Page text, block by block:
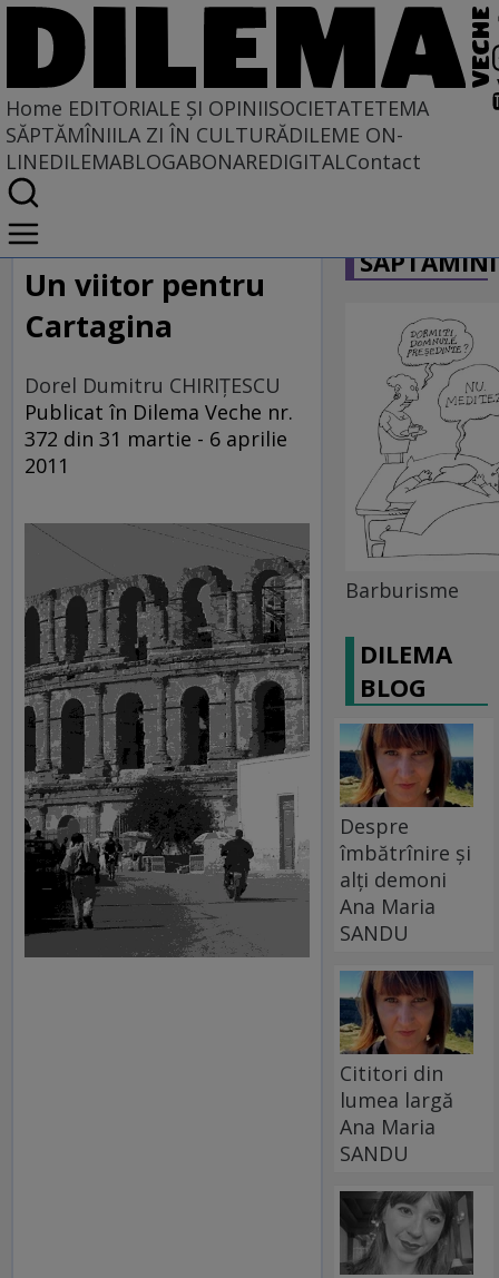
Home EDITORIALE ȘI OPINIISOCIETATETEMA
SĂPTĂMÎNIILA ZI ÎN CULTURĂDILEME ON-
LINEDILEMABLOGABONAREDIGITALContact
Home
EDITORIALE ȘI OPINII
PE CE LUME TRĂIM
Un viitor pentru
Cartagina
Dorel Dumitru CHIRIŢESCU
Publicat în Dilema Veche nr.
372 din 31 martie - 6 aprilie
2011
Barburisme
DILEMA
BLOG
Despre
îmbătrînire și
alți demoni
Ana Maria
SANDU
Cititori din
lumea largă
Ana Maria
SANDU